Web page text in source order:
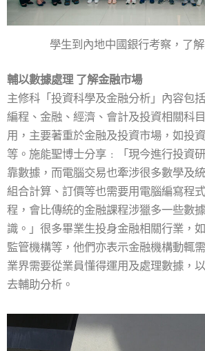
學生到內地中國銀行考察，了
輔以數據處理 了解金融市場
主修科「投資科學及金融分析」內容包
編程、金融、經濟、會計及投資相關科
用，主要著重於金融及投資市場，如投
等。施能聖博士分享﹕「現今進行投資
靠數據，而電腦交易也牽涉很多數學及
組合計算、訂價等也需要用電腦編寫程
程，會比傳統的金融課程涉獵多一些數
識。」很多畢業生投身金融相關行業，
監管機構等，他們亦表示金融機構動輒
業界需要從業員懂得運用及處理數據，
去輔助分析。